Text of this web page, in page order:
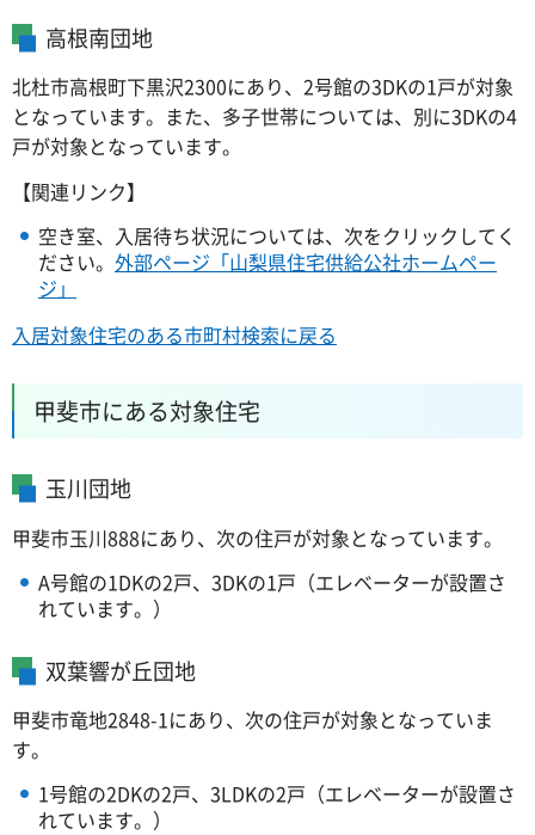
高根南団地
北杜市高根町下黒沢2300にあり、2号館の3DKの1戸が対象
となっています。また、多子世帯については、別に3DKの4
戸が対象となっています。
【関連リンク】
空き室、入居待ち状況については、次をクリックしてく
ださい。 外部ページ「山梨県住宅供給公社ホームペー
ジ」
入居対象住宅のある市町村検索に戻る
甲斐市にある対象住宅
玉川団地
甲斐市玉川888にあり、次の住戸が対象となっています。
A号館の1DKの2戸、3DKの1戸（エレベーターが設置さ
れています。）
双葉響が丘団地
甲斐市竜地2848-1にあり、次の住戸が対象となっていま
す。
1号館の2DKの2戸、3LDKの2戸（エレベーターが設置さ
れています。）